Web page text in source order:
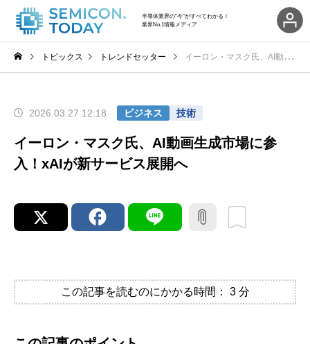
半導体業界の"今"がすべてわかる！
業界No.1情報メディア
トピックス トレンドセッター イーロン・マスク氏、AI動画生成市場に参入！xAIが新サービス展開へ
2026.03.27 12:18 ビジネス 技術
イーロン・マスク氏、AI動画生成市場に参
入！xAIが新サービス展開へ
この記事を読むのにかかる時間： 3 分